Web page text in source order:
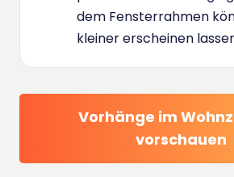
dem Fensterrahmen
kleiner erscheinen
Vorhänge im
vorschauen